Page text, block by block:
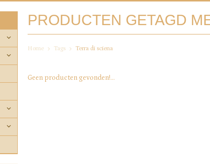
PRODUCTEN GETAGD
Home Tags Terra di sciena
Geen producten gevonden!...